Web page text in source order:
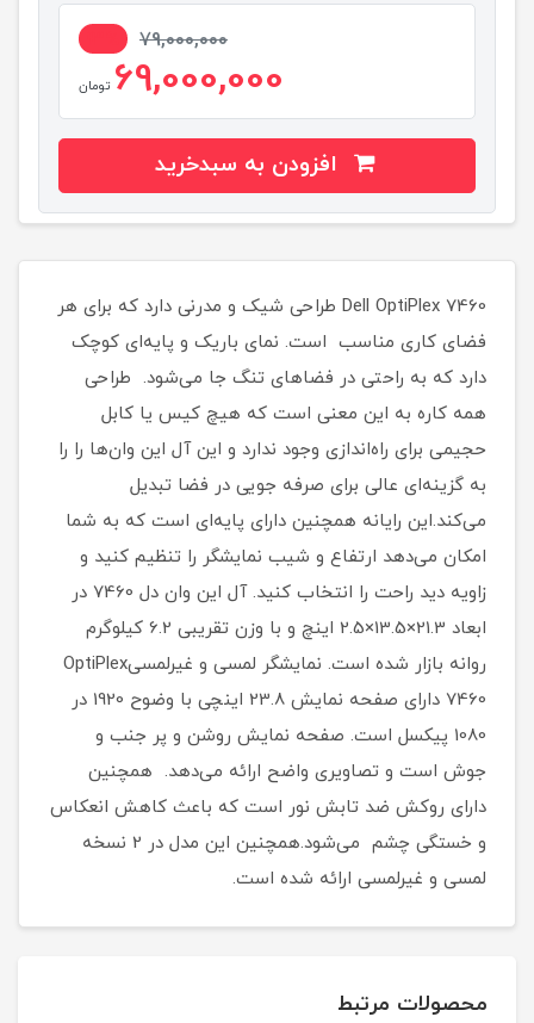
79,000,000
69,000,000 تومان
Dell OptiPlex 7460 طراحی شیک و مدرنی دارد که برای هر
فضای کاری مناسب است. نمای باریک و پایه‌ای کوچک
دارد که به راحتی در فضاهای تنگ جا می‌شود. طراحی
همه کاره به این معنی است که هیچ کیس یا کابل
حجیمی برای راه‌اندازی وجود ندارد و این آل این وان‌ها را را
به گزینه‌ای عالی برای صرفه جویی در فضا تبدیل
می‌کند.این رایانه همچنین دارای پایه‌ای است که به شما
امکان می‌دهد ارتفاع و شیب نمایشگر را تنظیم کنید و
زاویه دید راحت را انتخاب کنید. آل این وان دل 7460 در
ابعاد 21.3×13.5×2.5 اینچ و با وزن تقریبی 6.2 کیلوگرم
روانه بازار شده است. نمایشگر لمسی و غیرلمسیOptiPlex
7460 دارای صفحه نمایش 23.8 اینچی با وضوح 1920 در
1080 پیکسل است. صفحه نمایش روشن و پر جنب و
جوش است و تصاویری واضح ارائه می‌دهد. همچنین
دارای روکش ضد تابش نور است که باعث کاهش انعکاس
و خستگی چشم می‌‌شود.همچنین این مدل در 2 نسخه
لمسی و غیرلمسی ارائه شده است.
محصولات مرتبط